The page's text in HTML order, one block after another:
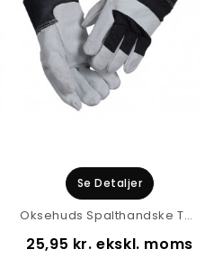
Se Detaljer
Oksehuds Spalthandske Thor 2371
25,95 kr. ekskl. moms